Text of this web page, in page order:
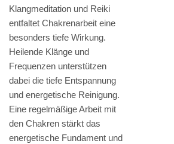
Klangmeditation und Reiki
entfaltet Chakrenarbeit eine
besonders tiefe Wirkung.
Heilende Klänge und
Frequenzen unterstützen
dabei die tiefe Entspannung
und energetische Reinigung.
Eine regelmäßige Arbeit mit
den Chakren stärkt das
energetische Fundament und